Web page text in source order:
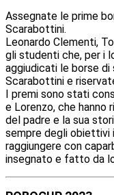
Assegnate le prime
Scarabottini.
Leonardo Clementi,
gli studenti che, per i
aggiudicati le borse di
Scarabottini e
I premi sono stati
e Lorenzo, che hanno
del padre e la sua
sempre degli obiettivi
raggiungere con
insegnato e fatto da